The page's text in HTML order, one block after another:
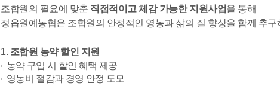
조합원의 필요에 맞춘 직접적이고 체감 가능한 지원사업을 통해
정읍원예농협은 조합원의 안정적인 영농과 삶의 질 향상을 함께 추구
1. 조합원 농약 할인 지원
농약 구입 시 할인 혜택 제공
영농비 절감과 경영 안정 도모